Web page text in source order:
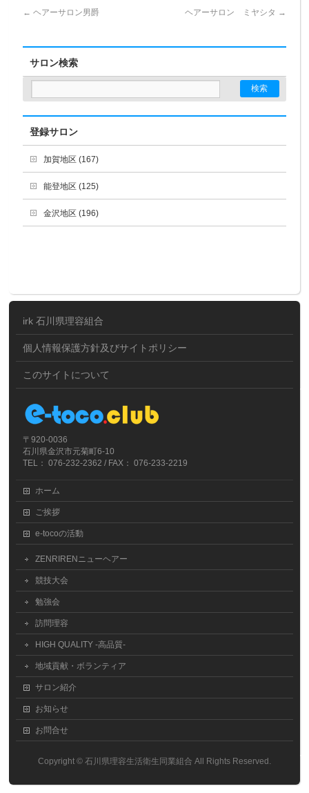
← ヘアーサロン男爵 ヘアーサロン ミヤシタ →
サロン検索
登録サロン
加賀地区 (167)
能登地区 (125)
金沢地区 (196)
irk 石川県理容組合
個人情報保護方針及びサイトポリシー
このサイトについて
〒920-0036
石川県金沢市元菊町6-10
TEL： 076-232-2362 / FAX： 076-233-2219
ホーム
ご挨拶
e-tocoの活動
ZENRIRENニューヘアー
競技大会
勉強会
訪問理容
HIGH QUALITY -高品質-
地域貢献・ボランティア
サロン紹介
お知らせ
お問合せ
Copyright © 石川県理容生活衛生同業組合 All Rights Reserved.